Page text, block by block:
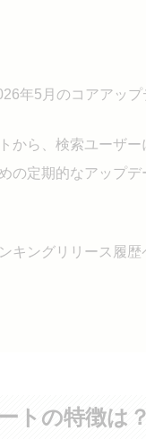
年5月のコアアップ
から、検索ユーザ
の定期的なアップ
キングリリース履歴
トの特徴は？